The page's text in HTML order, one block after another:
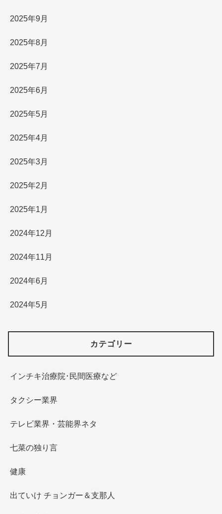
2025年9月
2025年8月
2025年7月
2025年6月
2025年5月
2025年4月
2025年3月
2025年2月
2025年1月
2024年12月
2024年11月
2024年6月
2024年5月
カテゴリー
インチキ治療院･民間医療など
タクシー業界
テレビ業界・芸能界ネタ
七菜の独り言
健康
出ていけ チョンガー＆支那人